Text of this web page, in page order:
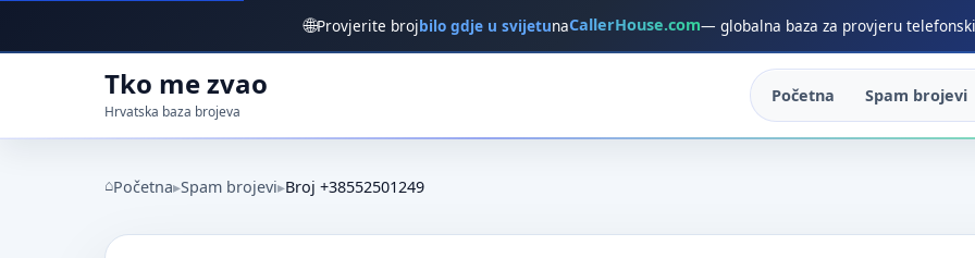
🌐Provjerite brojbilo gdje u svijetunaCallerHouse.com— globalna baza za provjeru
Tko me zvao
Hrvatska baza brojeva
Početna Spam brojevi
Početna Spam brojevi Broj +38552501249